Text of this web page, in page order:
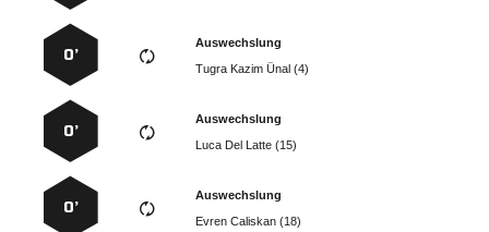
Auswechslung
   
0’
Auswechslung
   
0’
Auswechslung
  
0’